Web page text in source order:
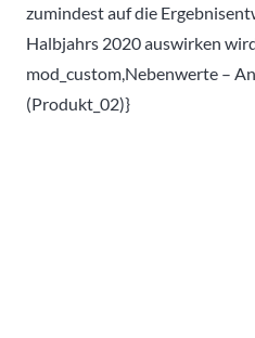
zumindest auf die
Halbjahrs 2020 auswirken
mod_custom,Nebenwerte –
(Produkt_02)}